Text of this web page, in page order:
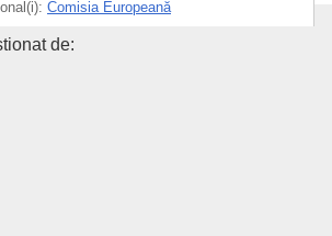
Comisia Europeană
,Euro, rată de schimb
01133
Publicații al
de: